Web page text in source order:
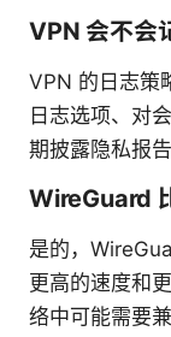
VPN 会不会
VPN 的日志策
日志选项、对
期披露隐私报告
WireGuard
是的，
更高的速度和
络中可能需要